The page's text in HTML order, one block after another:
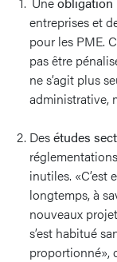
entreprises et
pour les PME.
pas être
ne s’agit plus
administrative,
Desétudes
inutiles.
longtemps, à
nouveaux
s’est habitué
proportionné»,